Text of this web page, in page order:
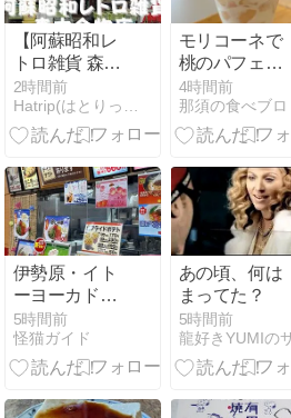
【阿蘇昭和レ
トロ雑貨 森本
金物店】[熊本
県阿蘇市] 水基
めぐり | 明治
創業の昔なが
らの店！アク
セス・営業時
間・定休日な
ど(^^)
2時間前
モリコーネで
桃のパフェ
【黒磯みる
る】
4時間前
那須の食べブロ
伊勢原・イト
ーヨーカドー
のポッポの桃
ソフトが美味
しい♪
5時間前
怪猫ガイド
あの頃、何は
まってた？
5時間前